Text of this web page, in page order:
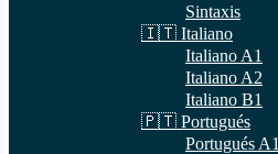
Sintaxis
🇮🇹 Italiano
Italiano A1
Italiano A2
Italiano B1
🇵🇹 Portugués
Portugués A1